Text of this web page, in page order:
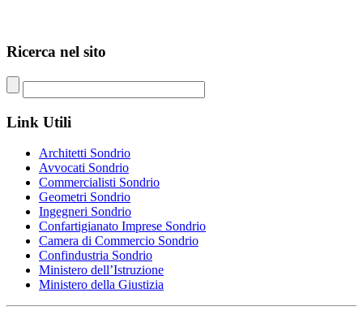
Ricerca nel sito
Link Utili
Architetti Sondrio
Avvocati Sondrio
Commercialisti Sondrio
Geometri Sondrio
Ingegneri Sondrio
Confartigianato Imprese Sondrio
Camera di Commercio Sondrio
Confindustria Sondrio
Ministero dell’Istruzione
Ministero della Giustizia